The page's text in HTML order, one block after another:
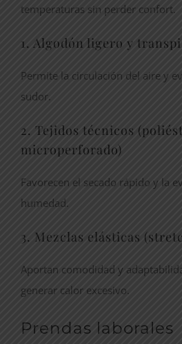
temperaturas sin perder confort.
1. Algodón ligero y
Permite la circulación del aire y
sudor.
2. Tejidos técnicos
microperforado)
Favorecen el secado rápido y la
humedad.
3. Mezclas elásticas
Aportan comodidad y
generar calor excesivo.
Prendas laborales